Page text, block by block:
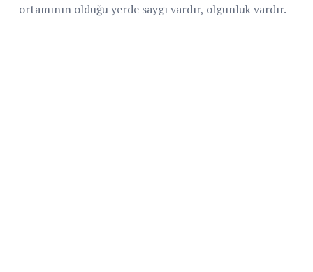
ortamının olduğu yerde saygı vardır, olgunluk vardır.